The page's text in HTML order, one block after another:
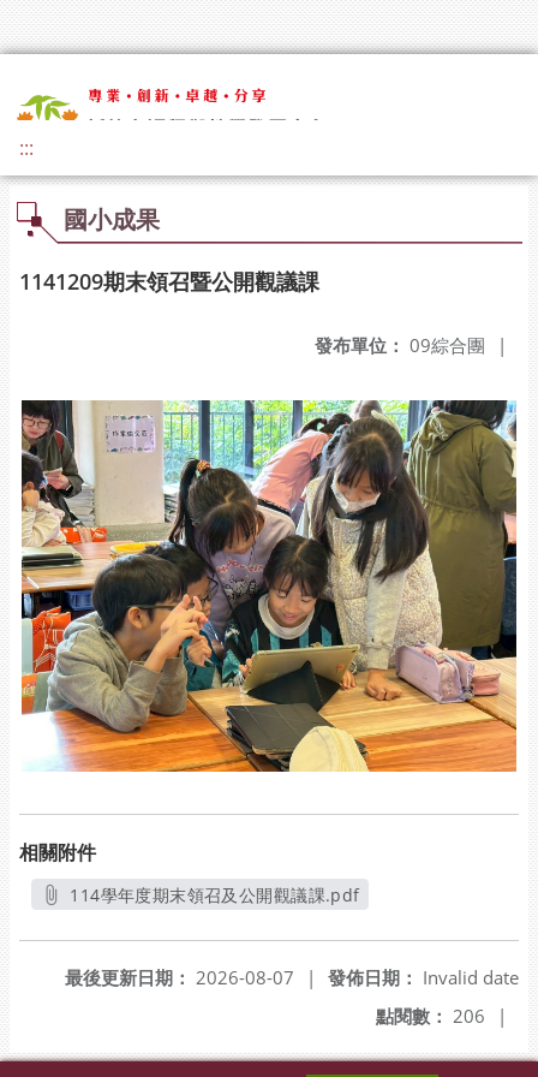
:::
國小成果
1141209期末領召暨公開觀議課
發布單位： 09綜合團 |
相關附件
114學年度期末領召及公開觀議課.pdf
發佈日期： Invalid date
最後更新日期： 2026-08-07
|
點閱數： 206 |